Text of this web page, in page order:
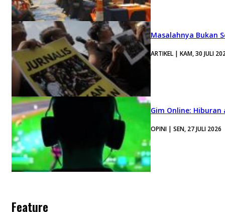
Masalahnya Bukan
ARTIKEL | KAM, 30 JULI
Gim Online:
OPINI | SEN, 27 JULI 2026
Feature